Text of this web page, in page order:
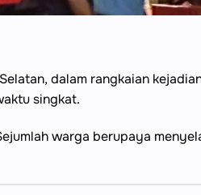
dalam rangkaian
singkat.
warga berupaya